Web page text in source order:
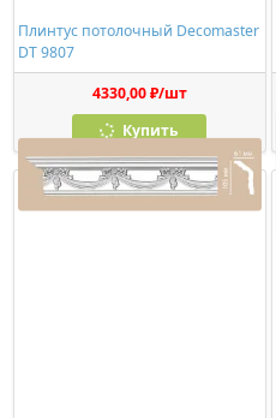
Плинтус потолочный Decomaster
DT 9807
4330,00 ₽/шт
Купить